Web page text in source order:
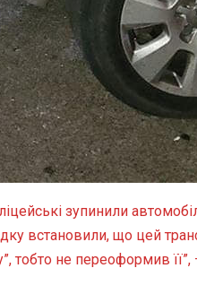
зупинили
встановили, що цей
тобто не переоформив